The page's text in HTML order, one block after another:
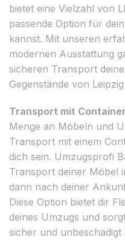
bietet eine Vielzahl von
passende Option für
kannst. Mit unseren
modernen Ausstattung
sicheren Transport
Gegenstände von
Transport mit
Menge an Möbeln und
Transport mit einem
dich sein. Umzugsprofi
Transport deiner Möbel
dann nach deiner
Diese Option bietet dir
deines Umzugs und
sicher und